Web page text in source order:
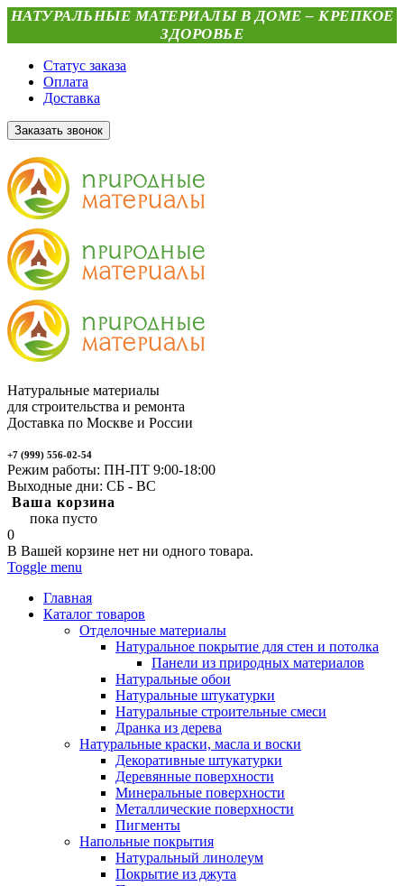
НАТУРАЛЬНЫЕ МАТЕРИАЛЫ В ДОМЕ – КРЕПКОЕ
ЗДОРОВЬЕ
Статус заказа
Оплата
Доставка
Заказать звонок
Натуральные материалы
для строительства и ремонта
Доставка по Москве и России
+7 (999) 556-02-54
Режим работы: ПН-ПТ 9:00-18:00
Выходные дни: СБ - ВС
Ваша корзина
пока пусто
0
В Вашей корзине нет ни одного товара.
Toggle menu
Главная
Каталог товаров
Отделочные материалы
Натуральное покрытие для стен и потолка
Панели из природных материалов
Натуральные обои
Натуральные штукатурки
Натуральные строительные смеси
Дранка из дерева
Натуральные краски, масла и воски
Декоративные штукатурки
Деревянные поверхности
Минеральные поверхности
Металлические поверхности
Пигменты
Напольные покрытия
Натуральный линолеум
Покрытие из джута